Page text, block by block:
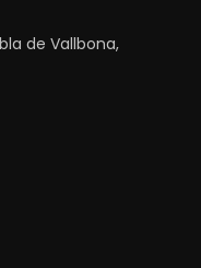
de Vallbona,